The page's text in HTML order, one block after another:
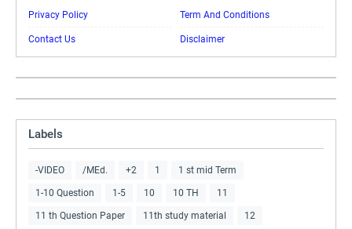
Privacy Policy Term And Conditions
Contact Us Disclaimer
Labels
-VIDEO /MEd. +2 1 1 st mid Term
1-10 Question 1-5 10 10 TH 11
11 th Question Paper 11th study material 12